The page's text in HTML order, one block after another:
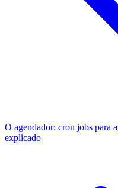
O agendador: cron jobs para
explicado